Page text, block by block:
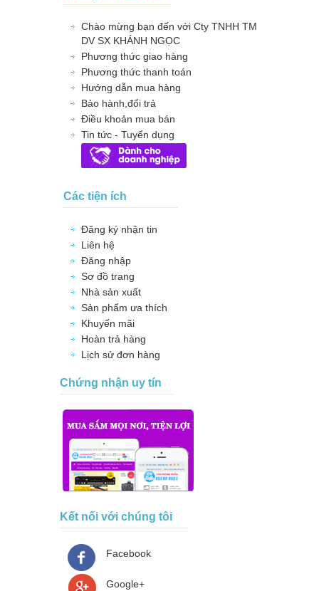
Chào mừng bạn đến với Cty TNHH TM
DV SX KHÁNH NGỌC
Phương thức giao hàng
Phương thức thanh toán
Hướng dẫn mua hàng
Bảo hành,đổi trả
Điều khoản mua bán
Tin tức - Tuyển dụng
Các tiện ích
Đăng ký nhận tin
Liên hệ
Đăng nhập
Sơ đồ trang
Nhà sản xuất
Sản phẩm ưa thích
Khuyến mãi
Hoàn trả hàng
Lịch sử đơn hàng
Chứng nhận uy tín
Kết nối với chúng tôi
Facebook
Google+